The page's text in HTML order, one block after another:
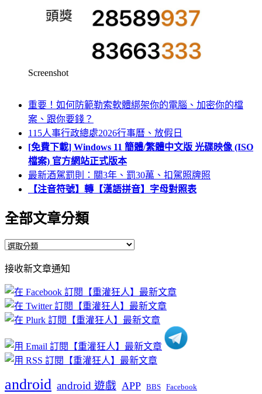
Screenshot
重要！如何防範勒索軟體綁架你的電腦、加密你的檔
案、跟你要錢？
115人事行政總處2026行事曆、放假日
[免費下載] Windows 11 簡體/繁體中文版 光碟映像 (ISO
檔案) 官方網站正式版本
最新酒駕罰則：關3年、罰30萬、扣駕照牌照
【注音符號】轉【漢語拼音】字母對照表
全部文章分類
全
文
章
分
類
接收新文章通知
android android 遊戲 APP BBS Facebook